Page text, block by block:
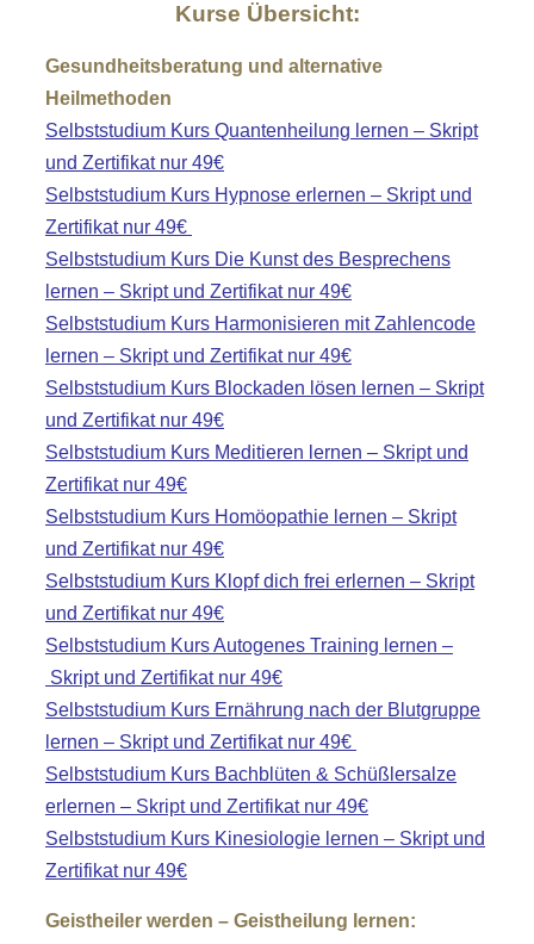
Kurse Übersicht:
Gesundheitsberatung und alternative
Heilmethoden
Selbststudium Kurs Quantenheilung lernen – Skript
und Zertifikat nur 49€
Selbststudium Kurs Hypnose erlernen – Skript und
Zertifikat nur 49€
Selbststudium Kurs Die Kunst des Besprechens
lernen – Skript und Zertifikat nur 49€
Selbststudium Kurs Harmonisieren mit Zahlencode
lernen – Skript und Zertifikat nur 49€
Selbststudium Kurs Blockaden lösen lernen – Skript
und Zertifikat nur 49€
Selbststudium Kurs Meditieren lernen – Skript und
Zertifikat nur 49€
Selbststudium Kurs Homöopathie lernen – Skript
und Zertifikat nur 49€
Selbststudium Kurs Klopf dich frei erlernen – Skript
und Zertifikat nur 49€
Selbststudium Kurs Autogenes Training lernen –
Skript und Zertifikat nur 49€
Selbststudium Kurs Ernährung nach der Blutgruppe
lernen – Skript und Zertifikat nur 49€
Selbststudium Kurs Bachblüten & Schüßlersalze
erlernen – Skript und Zertifikat nur 49€
Selbststudium Kurs Kinesiologie lernen – Skript und
Zertifikat nur 49€
Geistheiler werden – Geistheilung lernen: